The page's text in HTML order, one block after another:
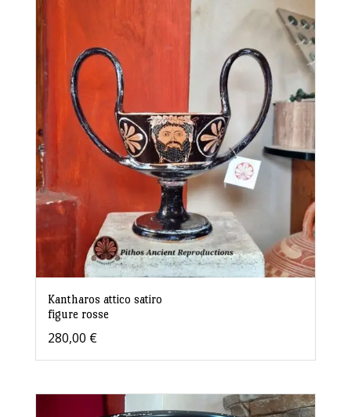
Kantharos attico satiro
figure rosse
280,00 €